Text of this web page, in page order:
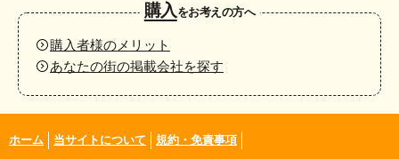
購入 をお考えの方へ
購入者様のメリット
あなたの街の掲載会社を探す
ホーム 当サイトについて 規約・免責事項